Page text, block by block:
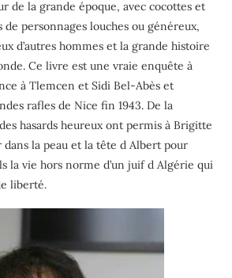
de la grande époque, avec cocottes et
de personnages louches ou généreux,
d’autres hommes et la grande histoire
Ce livre est une vraie enquête à
à Tlemcen et Sidi Bel-Abès et
rafles de Nice fin 1943. De la
hasards heureux ont permis à Brigitte
dans la peau et la tête d Albert pour
la vie hors norme d’un juif d Algérie qui
liberté.